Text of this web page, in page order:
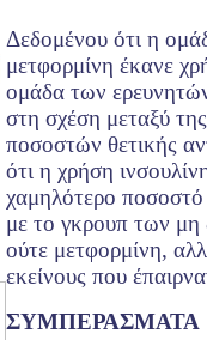
Δεδομένου ότι η
μετφορμίνη έκανε
ομάδα των ερευνητών
στη σχέση μεταξύ
ποσοστών θετικής
ότι η χρήση
χαμηλότερο ποσοστό
με το γκρουπ των μη
ούτε μετφορμίνη,
εκείνους που
ΣΥΜΠΕΡΑΣΜΑΤΑ